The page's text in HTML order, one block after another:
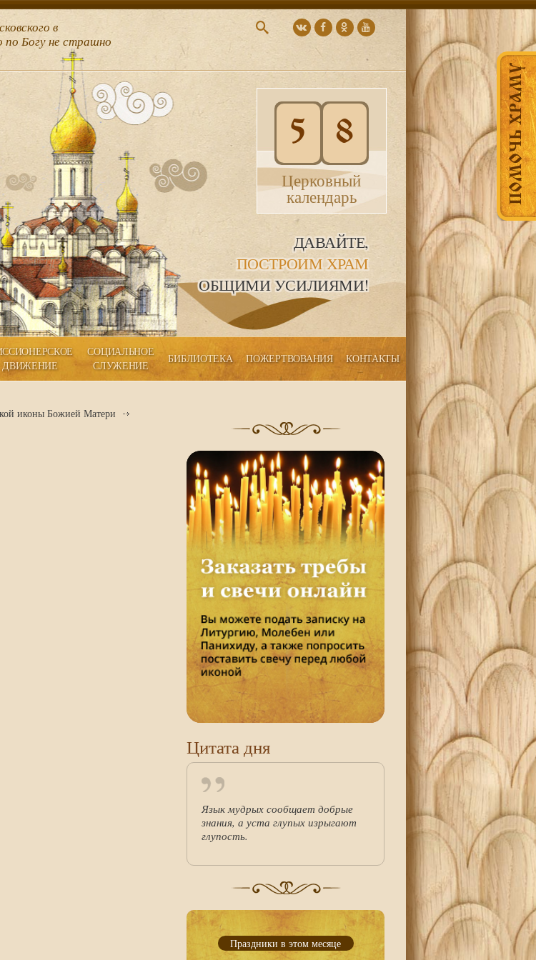
ПОМОЧЬ ХРАМУ
в
по Богу не страшно
5 8
Церковный
календарь
ДАВАЙТЕ,
ПОСТРОИМ ХРАМ
ОБЩИМИ УСИЛИЯМИ!
ДВИЖЕНИЕ
СОЦИАЛЬНОЕ
СЛУЖЕНИЕ
БИБЛИОТЕКА ПОЖЕРТВОВАНИЯ КОНТАКТЫ
иконы Божией Матери
Цитата дня
Язык мудрых сообщает добрые
знания, а уста глупых изрыгают
глупость.
Праздники в этом месяце